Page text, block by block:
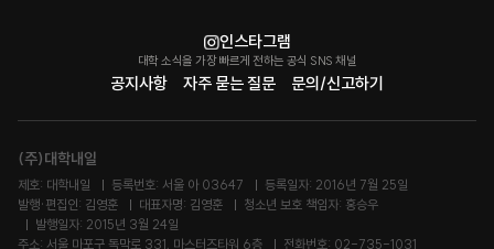
공지사항 자주 묻는 질문 문의/신고하기
인스타그램
대학 소식을 가장 빠르게 전하는 공식 SNS 채널
(주)대학내일
제호: 대학내일 등록번호: 서울 아 03647
등록일자: 2016년 7월 25일
발행·편집인: 김영훈
대표자명: 김영훈
청소년 보호 책임자: 홍승우
발행일자: 2015년 3월 24일
주소: 서울 마포구 독막로 331, 마스터즈타워 6층
전화번호: 02-735-1031